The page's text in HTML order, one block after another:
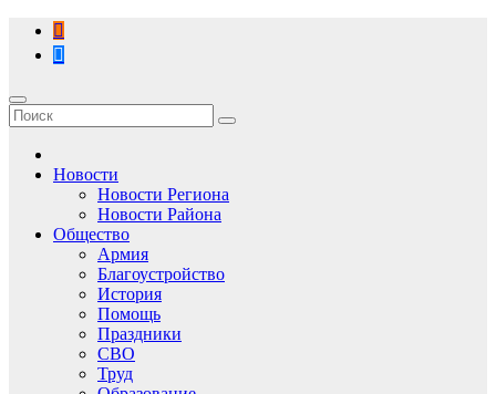
Перейти
содержимому
Новости
Новости Региона
Новости Района
Общество
Армия
Благоустройство
История
Помощь
Праздники
СВО
Труд